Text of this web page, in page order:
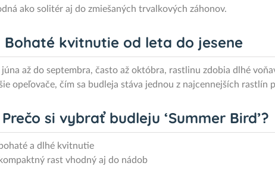
ako solitér aj do zmiešaných trvalkových záhonov.
Bohaté kvitnutie od leta do jesene
až do septembra, často až októbra, rastlinu zdobia dlhé
opeľovače, čím sa budleja stáva jednou z najcennejších rastlín
Prečo si vybrať budleju ‘Summer Bird’?
bohaté a dlhé kvitnutie
kompaktný rast vhodný aj do nádob